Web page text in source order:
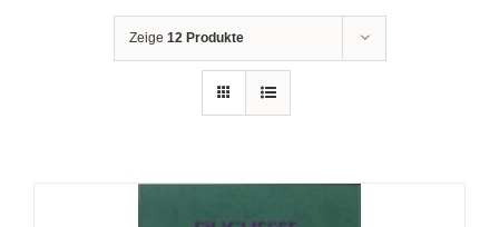
Zeige 12 Produkte